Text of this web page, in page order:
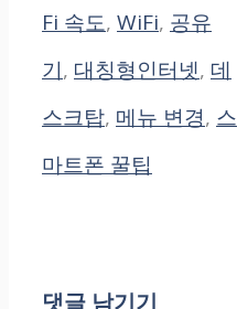
Fi 속도, WiFi, 공유
기, 대칭형인터넷, 데
스크탑, 메뉴 변경, 스
마트폰 꿀팁
댓글 남기기